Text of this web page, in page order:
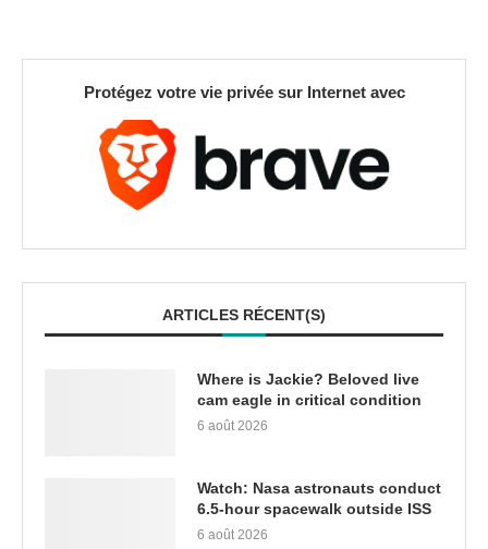
Protégez votre vie privée sur Internet avec
ARTICLES RÉCENT(S)
Where is Jackie? Beloved live
cam eagle in critical condition
6 août 2026
Watch: Nasa astronauts conduct
6.5-hour spacewalk outside ISS
6 août 2026